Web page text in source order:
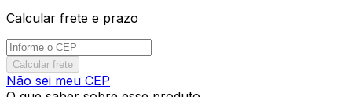
Calcular frete e prazo
Calcular frete
Não sei meu CEP